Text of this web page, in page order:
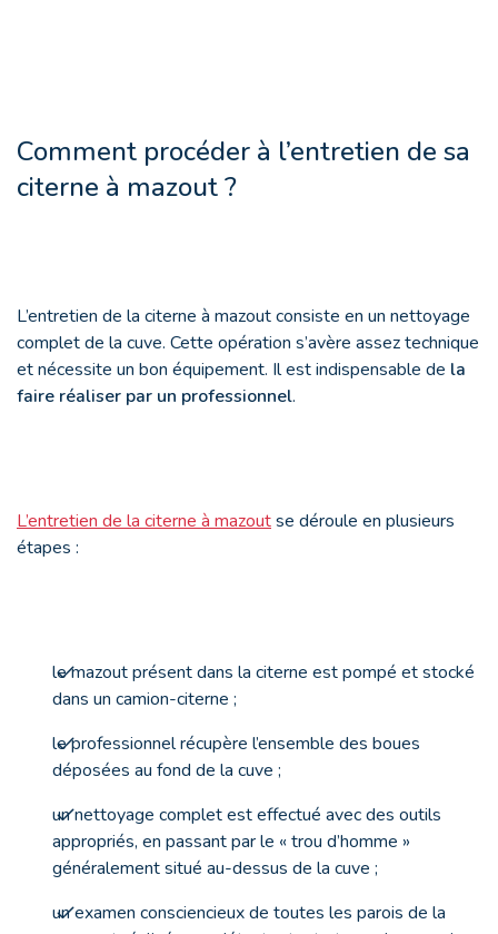
Comment procéder à l’entretien de sa
citerne à mazout ?
L’entretien de la citerne à mazout consiste en un nettoyage
complet de la cuve. Cette opération s’avère assez technique
et nécessite un bon équipement. Il est indispensable de la
faire réaliser par un professionnel.
L’entretien de la citerne à mazoutse déroule en plusieurs
étapes :
le mazout présent dans la citerne est pompé et stocké
dans un camion-citerne ;
le professionnel récupère l’ensemble des boues
déposées au fond de la cuve ;
un nettoyage complet est effectué avec des outils
appropriés, en passant par le « trou d’homme »
généralement situé au-dessus de la cuve ;
un examen consciencieux de toutes les parois de la